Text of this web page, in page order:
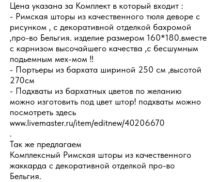
Цена указана за Комплект в который входит :
- Римская шторы из качественного тюля деворе с
рисунком , с декоративной отделкой бахромой
,про-во Бельгия. изделие размером 160*180.вместе
с карнизом высочайшего качества ,с бесшумным
подьемным мех-мом !!
- Портьеры из бархата шириной 250 см ,высотой
270см
- Подхваты из бархатных цветов по желанию
можно изготовить под цвет штор! подхваты можно
посмотреть здесь
www.livemaster.ru/item/editnew/40206670
.
Так же предлагаем
Комплексный Римская шторы из качественного
жаккарда с декоративной отделкой про-во
Бельгия.